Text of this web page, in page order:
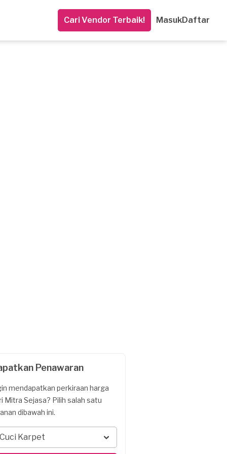
Cari Vendor Terbaik! MasukDaftar
Penawaran
mendapatkan perkiraan harga
Mitra Sejasa? Pilih salah satu
dibawah ini.
Cuci Karpet